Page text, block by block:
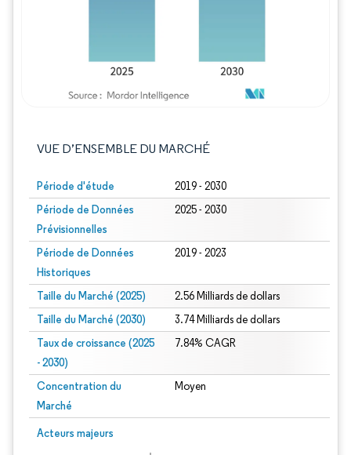
VUE D’ENSEMBLE DU MARCHÉ
Période d'étude 2019 - 2030
Période de Données
Prévisionnelles
2025 - 2030
Période de Données
Historiques
2019 - 2023
Taille du Marché (2025) 2.56 Milliards de dollars
Taille du Marché (2030) 3.74 Milliards de dollars
Taux de croissance (2025
- 2030)
7.84% CAGR
Concentration du
Marché
Moyen
Acteurs majeurs
Image © Mordor Intelligence. La réutilisation nécessite une attribution sous CC